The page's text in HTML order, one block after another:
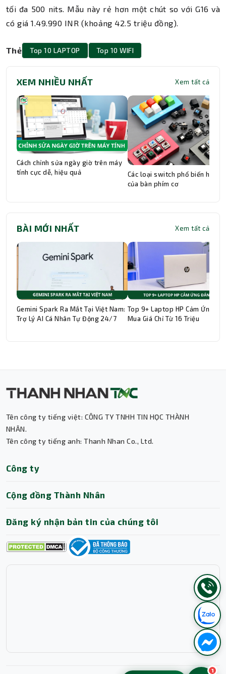
tối đa 500 nits. Mẫu này rẻ hơn một chút so với G16 và
có giá 1.49.990 INR (khoảng 42.5 triệu đồng).
Thẻ Top 10 LAPTOP Top 10 WIFI
XEM NHIỀU NHẤT Xem tất cả
Cách chỉnh sửa ngày giờ trên máy
tính cực dễ, hiệu quả
Các loại switch phổ biến hiện
của bàn phím cơ
BÀI MỚI NHẤT Xem tất cả
Gemini Spark Ra Mắt Tại Việt Nam:
Trợ Lý AI Cá Nhân Tự Động 24/7
Top 9+ Laptop HP Cảm Ứng
Mua Giá Chỉ Từ 16 Triệu
Tên công ty tiếng việt: CÔNG TY TNHH TIN HỌC THÀNH
NHÂN.
Tên công ty tiếng anh: Thanh Nhan Co., Ltd.
Công ty
Cộng đồng Thành Nhân
Đăng ký nhận bản tin của chúng tôi
1